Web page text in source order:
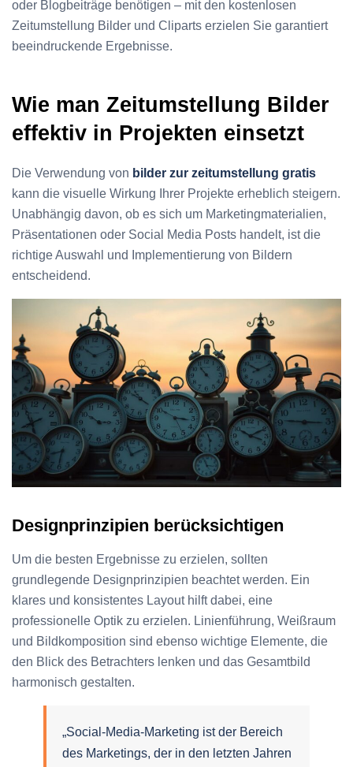
oder Blogbeiträge benötigen – mit den kostenlosen
Zeitumstellung Bilder und Cliparts erzielen Sie garantiert
beeindruckende Ergebnisse.
Wie man Zeitumstellung Bilder
effektiv in Projekten einsetzt
Die Verwendung von bilder zur zeitumstellung gratis
kann die visuelle Wirkung Ihrer Projekte erheblich steigern.
Unabhängig davon, ob es sich um Marketingmaterialien,
Präsentationen oder Social Media Posts handelt, ist die
richtige Auswahl und Implementierung von Bildern
entscheidend.
Designprinzipien berücksichtigen
Um die besten Ergebnisse zu erzielen, sollten
grundlegende Designprinzipien beachtet werden. Ein
klares und konsistentes Layout hilft dabei, eine
professionelle Optik zu erzielen. Linienführung, Weißraum
und Bildkomposition sind ebenso wichtige Elemente, die
den Blick des Betrachters lenken und das Gesamtbild
harmonisch gestalten.
„Social-Media-Marketing ist der Bereich
des Marketings, der in den letzten Jahren